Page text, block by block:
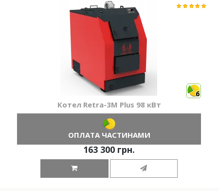
6
Котел Retra-3М Plus 98 кВт
ОПЛАТА ЧАСТИНАМИ
163 300 грн.